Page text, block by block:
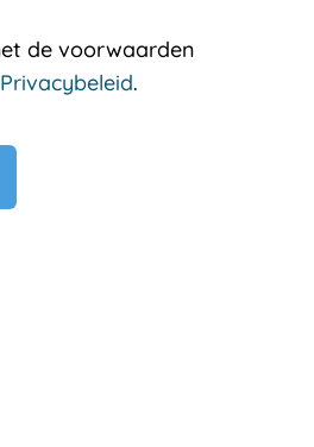
Privacybeleid.